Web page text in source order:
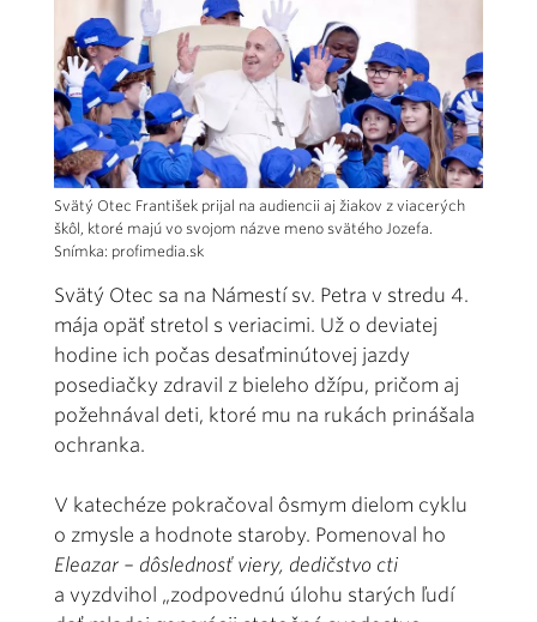
Svätý Otec František prijal na audiencii aj žiakov z viacerých
škôl, ktoré majú vo svojom názve meno svätého Jozefa.
Snímka: profimedia.sk
Svätý Otec sa na Námestí sv. Petra v stredu 4.
mája opäť stretol s veriacimi. Už o deviatej
hodine ich počas desaťminútovej jazdy
posediačky zdravil z bieleho džípu, pričom aj
požehnával deti, ktoré mu na rukách prinášala
ochranka.
V katechéze pokračoval ôsmym dielom cyklu
o zmysle a hodnote staroby. Pomenoval ho
Eleazar – dôslednosť viery, dedičstvo cti
a vyzdvihol „zodpovednú úlohu starých ľudí